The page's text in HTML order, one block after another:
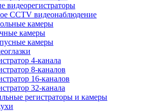
видеорегистраторы
CCTV видеонаблюдение
камеры
камеры
камеры
4-канала
8-каналов
16-каналов
32-канала
регистраторы и камеры